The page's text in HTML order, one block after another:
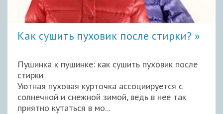
Как сушить пуховик после стирки?
Пушинка к пушинке: как сушить пуховик после
стирки
Уютная пуховая курточка ассоциируется с
солнечной и снежной зимой, ведь в нее так
приятно кутаться в мо...